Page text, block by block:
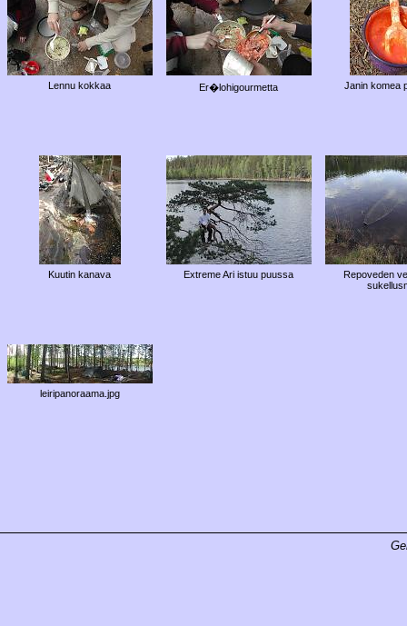
Lennu kokkaa Er�lohigourmetta Janin komea
Kuutin kanava Extreme Ari istuu puussa
Repoveden
leiripanoraama.jpg